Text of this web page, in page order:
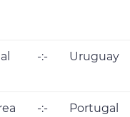
-:- Uruguay
-:- Portugal